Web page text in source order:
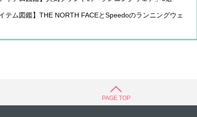
テム図鑑】THE NORTH FACEとSpeedoのランニングウェ
PAGE TOP